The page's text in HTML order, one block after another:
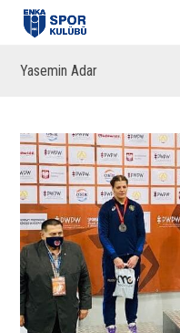
Yasemin Adar